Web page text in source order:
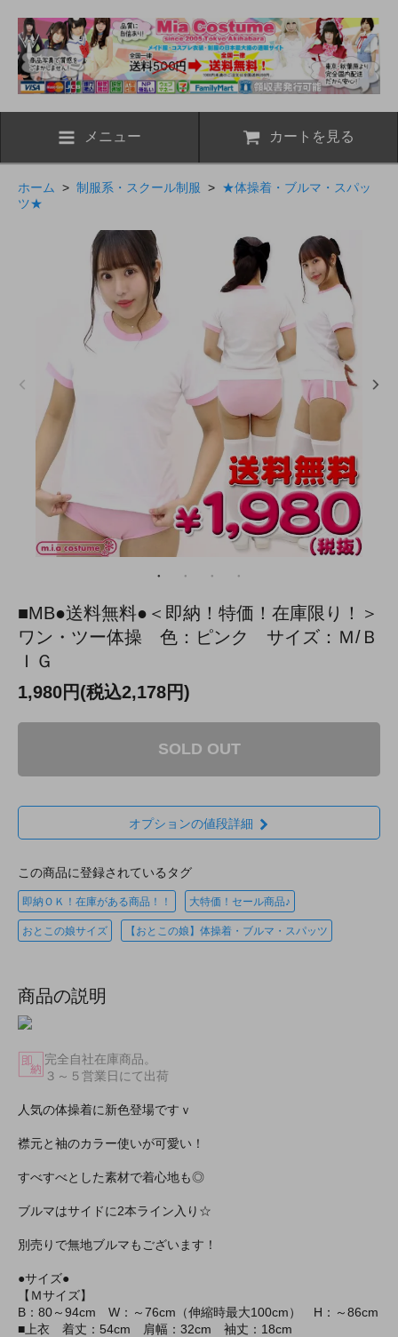
メニュー カートを見る
ホーム > 制服系・スクール制服 > ★体操着・ブルマ・スパッ
ツ★
■MB●送料無料●＜即納！特価！在庫限り！＞
ワン・ツー体操 色：ピンク サイズ：Ｍ/Ｂ
ＩＧ
1,980円(税込2,178円)
SOLD OUT
オプションの値段詳細
この商品に登録されているタグ
即納ＯＫ！在庫がある商品！！ 大特価！セール商品♪
おとこの娘サイズ 【おとこの娘】体操着・ブルマ・スパッツ
商品の説明
完全自社在庫商品。
３～５営業日にて出荷
人気の体操着に新色登場ですｖ
襟元と袖のカラー使いが可愛い！
すべすべとした素材で着心地も◎
ブルマはサイドに2本ライン入り☆
別売りで無地ブルマもございます！
●サイズ●
【Ｍサイズ】
B：80～94cm W：～76cm（伸縮時最大100cm） H：～86cm
■上衣 着丈：54cm 肩幅：32cm 袖丈：18cm